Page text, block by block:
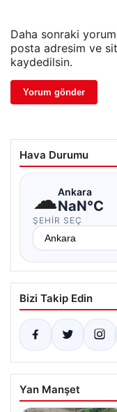
Daha sonraki
posta adresim ve
kaydedilsin.
Hava Durumu
☁Ankara
NaN°C
ŞEHIR SEÇ
Bizi Takip Edin
Yan Manşet